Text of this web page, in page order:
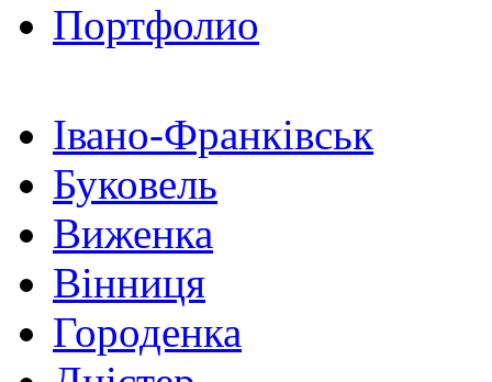
Портфолио
Івано-Франківськ
Буковель
Виженка
Вінниця
Городенка